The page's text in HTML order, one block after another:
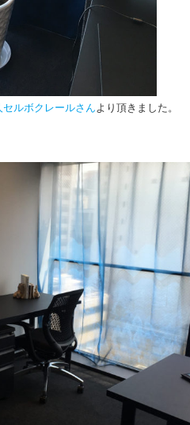
セルボクレールさん より頂きました。